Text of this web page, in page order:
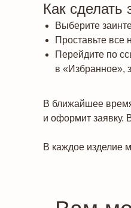
Как сделать
Выберите
Проставьте все
Перейдите по
в «Избранное»,
В ближайшее
и оформит заявку.
В каждое изделие